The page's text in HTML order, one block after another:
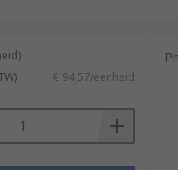
€ 94,57/eenheid